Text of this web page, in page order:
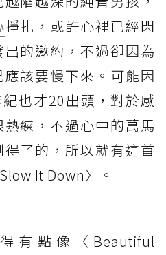
掙扎，或許心裡已經閃
的邀約，不過卻因為
該要慢下來。可能因
也才20出頭，對於感
練，不過心中的萬馬
了的，所以就有這首
It Down〉。
有點像〈Beautiful